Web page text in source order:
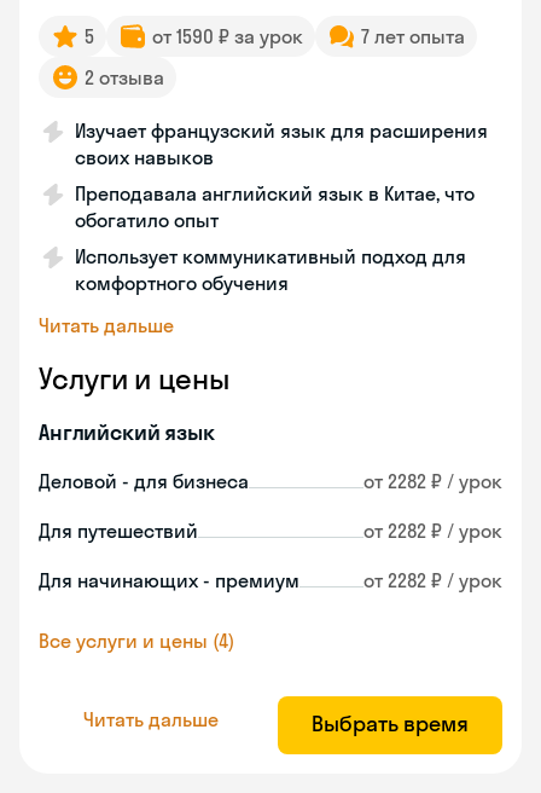
5 от 1590 ₽ за урок
7 лет опыта
2 отзыва
Изучает французский язык для расширения
своих навыков
Преподавала английский язык в Китае, что
обогатило опыт
Использует коммуникативный подход для
комфортного обучения
Читать дальше
Услуги и цены
Английский язык
Деловой - для бизнеса от 2282 ₽ / урок
Для путешествий от 2282 ₽ / урок
Для начинающих - премиум от 2282 ₽ / урок
Все услуги и цены (4)
Читать дальше Выбрать время